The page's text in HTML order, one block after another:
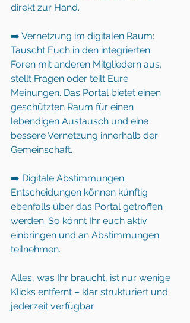
direkt zur Hand.
➡️ Vernetzung im digitalen Raum:
Tauscht Euch in den integrierten
Foren mit anderen Mitgliedern aus,
stellt Fragen oder teilt Eure
Meinungen. Das Portal bietet einen
geschützten Raum für einen
lebendigen Austausch und eine
bessere Vernetzung innerhalb der
Gemeinschaft.
➡️ Digitale Abstimmungen:
Entscheidungen können künftig
ebenfalls über das Portal getroffen
werden. So könnt Ihr euch aktiv
einbringen und an Abstimmungen
teilnehmen.
Alles, was Ihr braucht, ist nur wenige
Klicks entfernt – klar strukturiert und
jederzeit verfügbar.